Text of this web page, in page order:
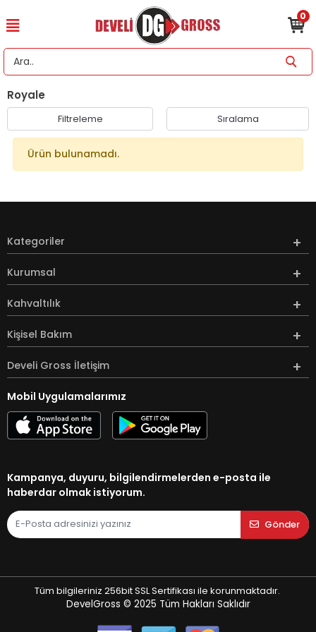
0
Royale
Filtreleme Sıralama
Ürün bulunamadı.
Kategoriler
Kurumsal
Kahvaltılık
Kişisel Bakım
Develi Gross İletişim
Mobil Uygulamalarımız
Kampanya, duyuru, bilgilendirmelerden e-posta ile
haberdar olmak istiyorum.
Gönder
Tüm bilgileriniz 256bit SSL Sertifikası ile korunmaktadır.
DevelGross © 2025 Tüm Hakları Saklıdır